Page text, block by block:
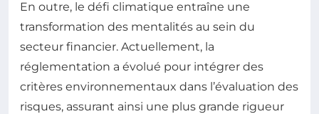
En outre, le défi climatique entraîne une
transformation des mentalités au sein du
secteur financier. Actuellement, la
réglementation a évolué pour intégrer des
critères environnementaux dans l’évaluation des
risques, assurant ainsi une plus grande rigueur